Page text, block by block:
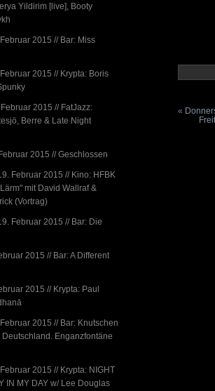
Yildirim [live], Booty
2015 // Bar: Miss
2015 // Krypta: Boris
2015 // FatJazz:
Berre & Late Night
2015 // Geschlossen
Februar 2015 // Kino: HFBK
mit David Wallraf &
(Vortrag)
Februar 2015 // Bar: Die
2015 // Bar: A Different
2015 // Krypta: Paul
2015 // Bar: Knutschen
Enganzfontäne
2015 // Krypta: NIGHT
IN MY DAY w/ Lee Douglas
«